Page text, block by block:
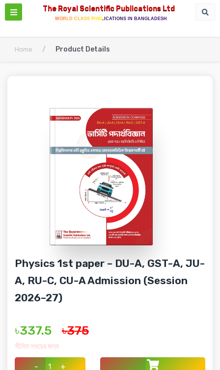
The Royal Scientific Publications Ltd
WORLD CLASS PUBLICATIONS IN BANGLADESH
Home / Product Details
Physics 1st paper – DU-A, GST-A, JU-
A, RU-C, CU-A Admission (Session
2026–27)
৳337.5 ৳375
সীমিত সময়ের জন্য
- +